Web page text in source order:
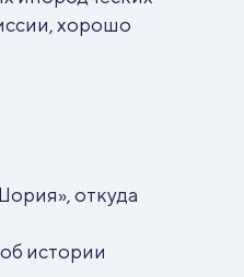
хорошо
откуда
истории